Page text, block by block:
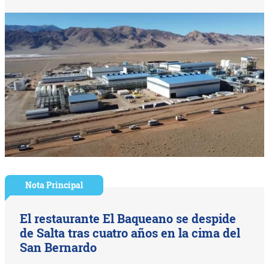
Nota Principal
El restaurante El Baqueano se despide
de Salta tras cuatro años en la cima del
San Bernardo